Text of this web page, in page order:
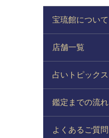
宝琉館について
店舗一覧
占いトピックス
鑑定までの流れ
よくあるご質問